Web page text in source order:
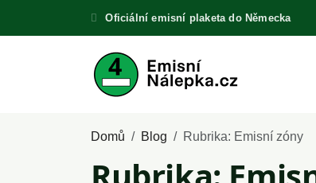
Oficiální emisní plaketa do Německa
Domů Blog Rubrika: Emisní zóny